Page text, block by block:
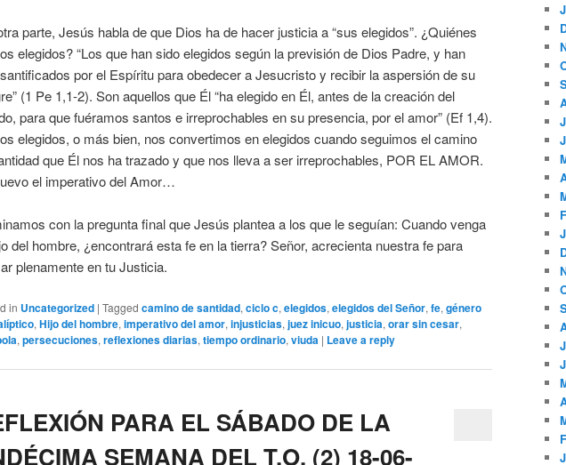
parte, Jesús habla de que Dios ha de hacer justicia a “sus elegidos”. ¿Quiénes
elegidos? “Los que han sido elegidos según la previsión de Dios Padre, y han
por el Espíritu para obedecer a Jesucristo y recibir la aspersión de su
(1 Pe 1,1-2). Son aquellos que Él “ha elegido en Él, antes de la creación del
para que fuéramos santos e irreprochables en su presencia, por el amor” (Ef 1,4).
elegidos, o más bien, nos convertimos en elegidos cuando seguimos el camino
que Él nos ha trazado y que nos lleva a ser irreprochables, POR EL AMOR.
el imperativo del Amor…
con la pregunta final que Jesús plantea a los que le seguían: Cuando venga
del hombre, ¿encontrará esta fe en la tierra? Señor, acrecienta nuestra fe para
plenamente en tu Justicia.
in Uncategorized | Tagged camino de santidad, ciclo c, elegidos, elegidos del Señor, fe, género
, Hijo del hombre, imperativo del amor, injusticias, juez inicuo, justicia, orar sin cesar,
, persecuciones, reflexiones diarias, tiempo ordinario, viuda | Leave a reply
PARA EL SÁBADO DE LA
SEMANA DEL T.O. (2) 18-06-